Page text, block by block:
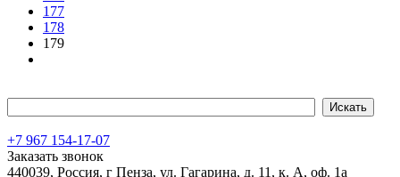
177
178
179
+7 967 154-17-07
Заказать звонок
440039, Россия, г Пенза, ул. Гагарина, д. 11, к. А, оф. 1а